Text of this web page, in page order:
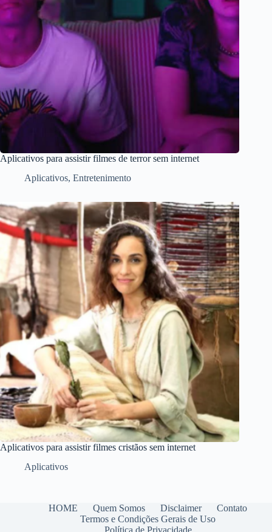
Aplicativos para assistir filmes de terror sem internet
Aplicativos, Entretenimento
Aplicativos para assistir filmes cristãos sem internet
Aplicativos
HOME Quem Somos Disclaimer
Contato
Termos e Condições Gerais de Uso